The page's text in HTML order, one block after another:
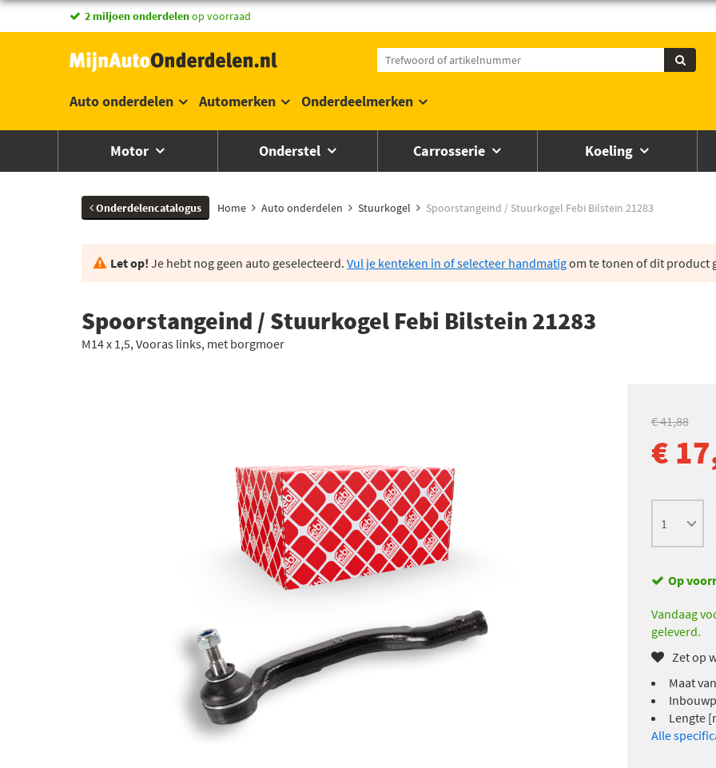
vandaag besteld,morgen in huis *
Auto onderdelen Automerken Onderdeelmerken
Motor Onderstel Carrosserie Koeling
Onderdelencatalogus Home Auto onderdelen Stuurkogel Spoorstangeind / Stuurkogel Febi Bilstein 21283
Let op! Je hebt nog geen auto geselecteerd. Vul je kenteken in of selecteer handmatigom te tonen of dit product
Spoorstangeind / Stuurkogel Febi Bilstein 21283
M14 x 1,5, Vooras links, met borgmoer
€ 41,88
€
Op
Vandaag
geleverd.
Zet op
Maat
Lengte
Alle